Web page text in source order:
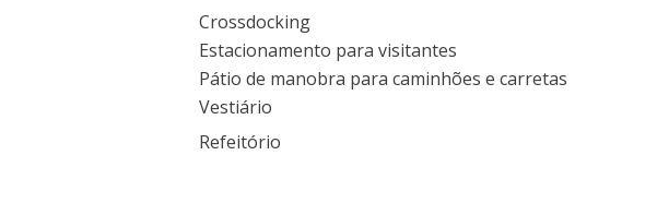
Crossdocking
Estacionamento para visitantes
Pátio de manobra para caminhões e carretas
Vestiário
Refeitório